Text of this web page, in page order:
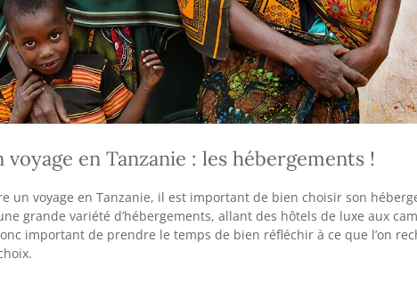
voyage en Tanzanie : les hébergements !
un voyage en Tanzanie, il est important de bien choisir son
grande variété d’hébergements, allant des hôtels de luxe aux
important de prendre le temps de bien réfléchir à ce que l’on